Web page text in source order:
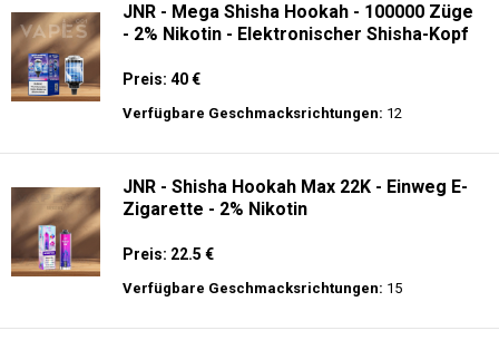
JNR - Mega Shisha Hookah - 100000 Züge
- 2% Nikotin - Elektronischer Shisha-Kopf
Preis: 40 €
Verfügbare Geschmacksrichtungen: 12
JNR - Shisha Hookah Max 22K - Einweg E-
Zigarette - 2% Nikotin
Preis: 22.5 €
Verfügbare Geschmacksrichtungen: 15